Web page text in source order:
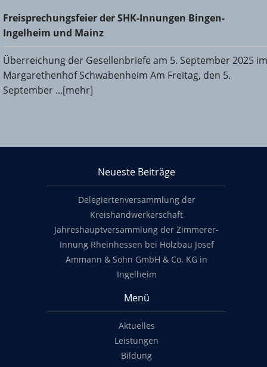
Freisprechungsfeier der SHK-Innungen Bingen-Ingelheim
und Mainz
Freisprechungsfeier der SHK-Innungen Bingen-
Ingelheim und Mainz
Überreichung der Gesellenbriefe am 5. September 2025 im
Margarethenhof Schwabenheim Am Freitag, den 5.
September ...[mehr]
Neueste Beiträge
Delegiertenversammlung der
Kreishandwerkerschaft
Jahreshauptversammlung der Zimmerer-
Innung Rheinhessen bei Holzbau Josef
Ammann & Sohn GmbH & Co. KG in
Ingelheim
Menü
Aktuelles
Leistungen
Bildung